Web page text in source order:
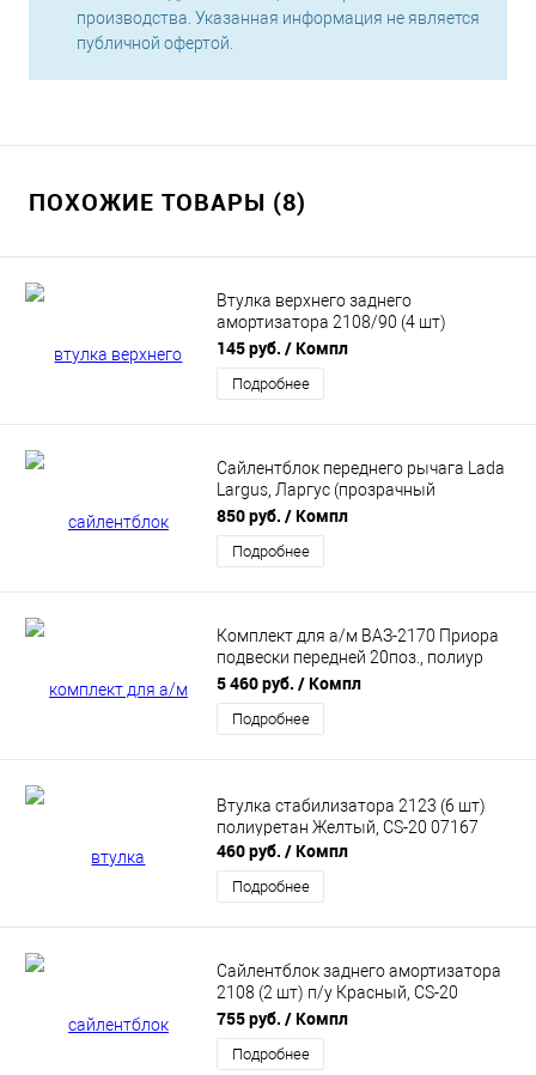
производства. Указанная информация не является
публичной офертой.
ПОХОЖИЕ ТОВАРЫ (8)
Втулка верхнего заднего
амортизатора 2108/90 (4 шт)
полиуретан Красный DRIVE, CS-20
06077
145 руб. / Компл
Подробнее
Сайлентблок переднего рычага Lada
Largus, Ларгус (прозрачный
полиуретан) "PROFI" CS20 (CS13495)
850 руб. / Компл
Подробнее
Комплект для а/м ВАЗ-2170 Приора
подвески передней 20поз., полиур
"DRIVE" CS20 (CS10532)
5 460 руб. / Компл
Подробнее
Втулка стабилизатора 2123 (6 шт)
полиуретан Желтый, CS-20 07167
460 руб. / Компл
Подробнее
Сайлентблок заднего амортизатора
2108 (2 шт) п/у Красный, CS-20
CS06825
755 руб. / Компл
Подробнее